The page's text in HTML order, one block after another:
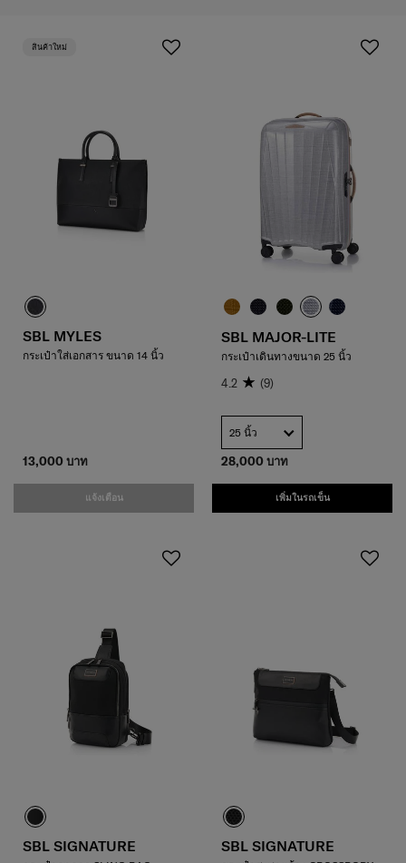
13,000 บาท
แจ้งเตือน
สินค้าใหม่
SBL MYLES
กระเป๋าใส่เอกสาร ขนาด 14 นิ้ว
28,000 บาท
เพิ่มในรถเข็น
SBL MAJOR-LITE
กระเป๋าเดินทางขนาด 25 นิ้ว
4.2 (9)
25 นิ้ว
SBL SIGNATURE SBL SIGNATURE